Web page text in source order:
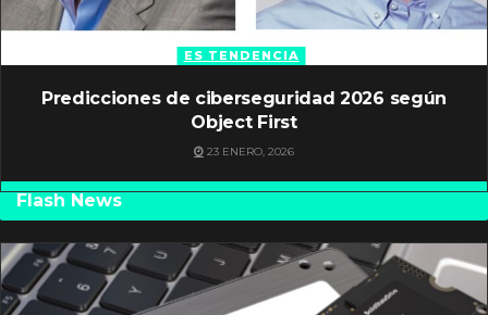
ES TENDENCIA
Predicciones de ciberseguridad 2026 según
Object First
23 ENERO, 2026
Flash News